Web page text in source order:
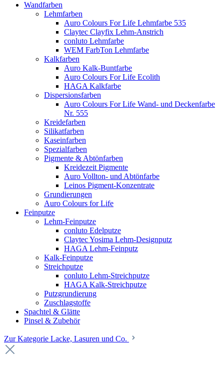
Wandfarben
Lehmfarben
Auro Colours For Life Lehmfarbe 535
Claytec Clayfix Lehm-Anstrich
conluto Lehmfarbe
WEM FarbTon Lehmfarbe
Kalkfarben
Auro Kalk-Buntfarbe
Auro Colours For Life Ecolith
HAGA Kalkfarbe
Dispersionsfarben
Auro Colours For Life Wand- und Deckenfarbe
Nr. 555
Kreidefarben
Silikatfarben
Kaseinfarben
Spezialfarben
Pigmente & Abtönfarben
Kreidezeit Pigmente
Auro Vollton- und Abtönfarbe
Leinos Pigment-Konzentrate
Grundierungen
Auro Colours for Life
Feinputze
Lehm-Feinputze
conluto Edelputze
Claytec Yosima Lehm-Designputz
HAGA Lehm-Feinputz
Kalk-Feinputze
Streichputze
conluto Lehm-Streichputze
HAGA Kalk-Streichputze
Putzgrundierung
Zuschlagstoffe
Spachtel & Glätte
Pinsel & Zubehör
Zur Kategorie Lacke, Lasuren und Co.